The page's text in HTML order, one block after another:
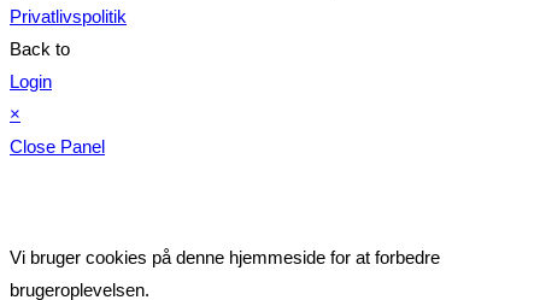
Privatlivspolitik
Back to
Login
×
Close Panel
Vi bruger cookies på denne hjemmeside for at forbedre
brugeroplevelsen.